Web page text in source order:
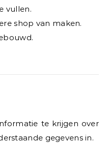
vullen.
shop van maken.
te krijgen over
gegevens in.